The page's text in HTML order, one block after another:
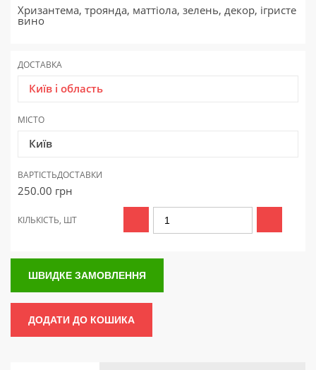
Хризантема, троянда, маттіола, зелень, декор, ігристе
вино
ДОСТАВКА
Київ і область
МІСТО
Київ
ВАРТІСТЬДОСТАВКИ
250.00 грн
КІЛЬКІСТЬ, ШТ
ШВИДКЕ ЗАМОВЛЕННЯ
ДОДАТИ ДО КОШИКА